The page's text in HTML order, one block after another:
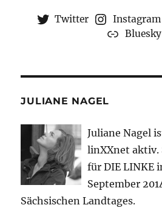
Twitter Instagram
Bluesky
JULIANE NAGEL
Juliane Nagel
linXXnet aktiv.
für DIE LINKE
September
Sächsischen Landtages.